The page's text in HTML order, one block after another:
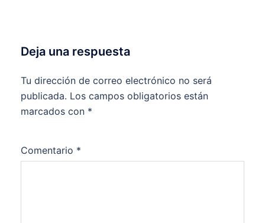
Deja una respuesta
Tu dirección de correo electrónico no será
publicada. Los campos obligatorios están
marcados con *
Comentario *